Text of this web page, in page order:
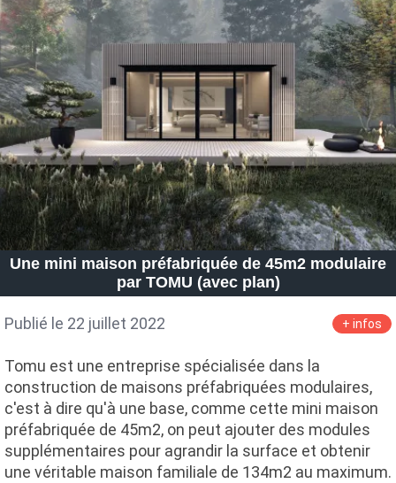
Une mini maison préfabriquée de 45m2 modulaire
par TOMU (avec plan)
Publié le 22 juillet 2022 + infos
Tomu est une entreprise spécialisée dans la
construction de maisons préfabriquées modulaires,
c'est à dire qu'à une base, comme cette mini maison
préfabriquée de 45m2, on peut ajouter des modules
supplémentaires pour agrandir la surface et obtenir
une véritable maison familiale de 134m2 au maximum.